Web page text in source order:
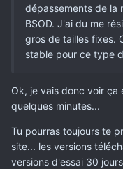
dépassements de la
BSOD. J'ai du me
gros de tailles fixes.
stable pour ce type
Ok, je vais donc voir ça
quelques minutes...
Tu pourras toujours te
site... les versions
versions d'essai 30